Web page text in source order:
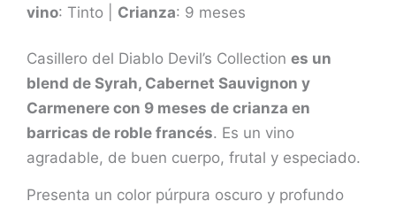
vino: Tinto | Crianza: 9 meses
Casillero del Diablo Devil’s Collection es un
blend de Syrah, Cabernet Sauvignon y
Carmenere con 9 meses de crianza en
barricas de roble francés. Es un vino
agradable, de buen cuerpo, frutal y especiado.
Presenta un color púrpura oscuro y profundo